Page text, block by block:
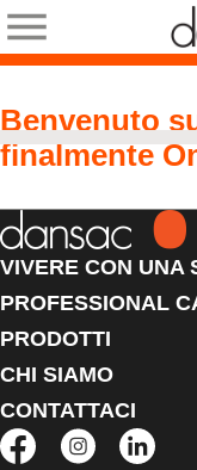
Benvenuto
finalmente
Video
VIVERE CON UNA
PROFESSIONAL
PRODOTTI
CHI SIAMO
CONTATTACI